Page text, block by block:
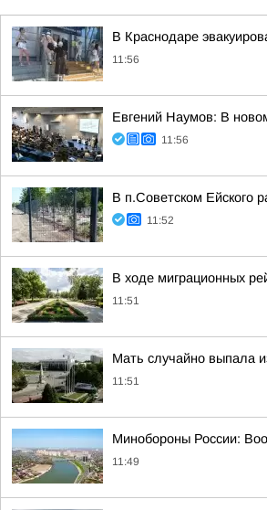
В Краснодаре
11:56
Евгений Наумов: В
11:56
В п.Советском Ейского
11:52
В ходе миграционных
11:51
Мать случайно выпала
11:51
Минобороны России:
11:49